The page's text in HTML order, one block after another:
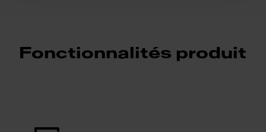
Fonctionnalités produit